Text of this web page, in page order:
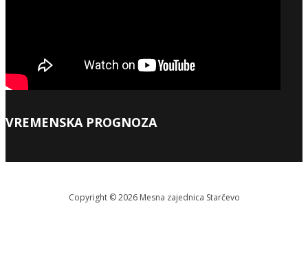
VREMENSKA PROGNOZA
Copyright © 2026 Меsna zajednica Starčevo